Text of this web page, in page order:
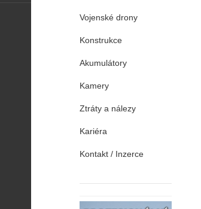
Vojenské drony
Konstrukce
Akumulátory
Kamery
Ztráty a nálezy
Kariéra
Kontakt / Inzerce